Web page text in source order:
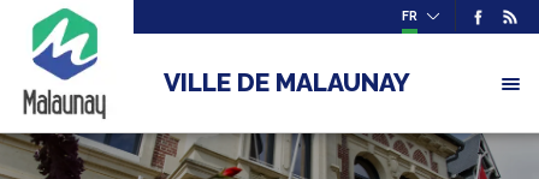
FR
VILLE DE MALAUNAY